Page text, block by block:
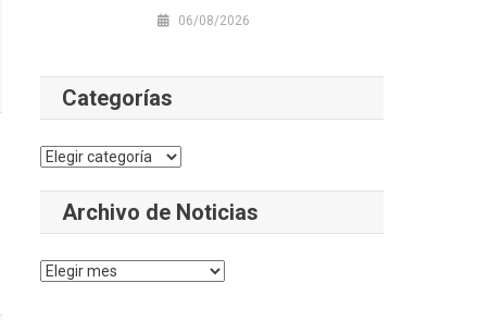
06/08/2026
Categorías
Categorías
Archivo de Noticias
Archivo